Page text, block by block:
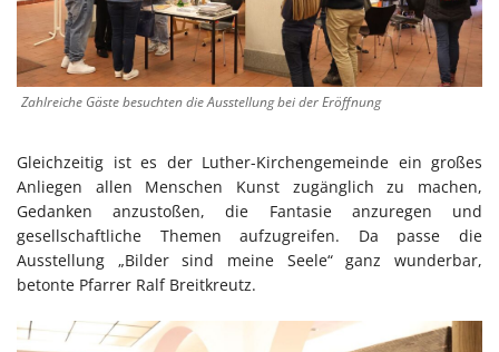
Zahlreiche Gäste besuchten die Ausstellung bei der Eröffnung
Gleichzeitig ist es der Luther-Kirchengemeinde ein großes
Anliegen allen Menschen Kunst zugänglich zu machen,
Gedanken anzustoßen, die Fantasie anzuregen und
gesellschaftliche Themen aufzugreifen. Da passe die
Ausstellung „Bilder sind meine Seele“ ganz wunderbar,
betonte Pfarrer Ralf Breitkreutz.